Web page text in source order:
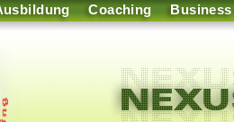
Coaching Business